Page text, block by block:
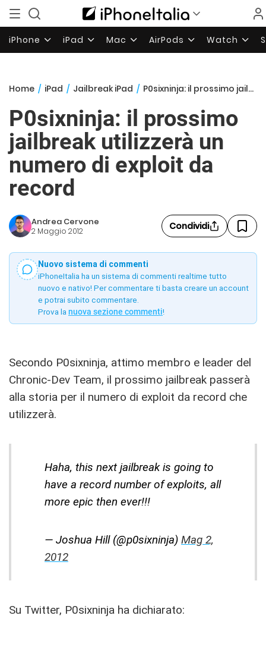
iPhone iPad Mac AirPods Watch
Home / iPad / Jailbreak iPad / P0sixninja: il prossimo jailbreak utilizzerà un numero di exploit da record
P0sixninja: il prossimo
jailbreak utilizzerà un
numero di exploit da
record
Andrea Cervone
2 Maggio 2012 Condividi
Nuovo sistema di commenti
iPhoneItalia ha un sistema di commenti realtime tutto
nuovo e nativo! Per commentare ti basta creare un account
e potrai subito commentare.
Prova la nuova sezione commenti!
Secondo P0sixninja, attimo membro e leader del
Chronic-Dev Team, il prossimo jailbreak passerà
alla storia per il numero di exploit da record che
utilizzerà.
Haha, this next jailbreak is going to
have a record number of exploits, all
more epic then ever!!!
— Joshua Hill (@p0sixninja) Mag 2,
2012
Su Twitter, P0sixninja ha dichiarato: